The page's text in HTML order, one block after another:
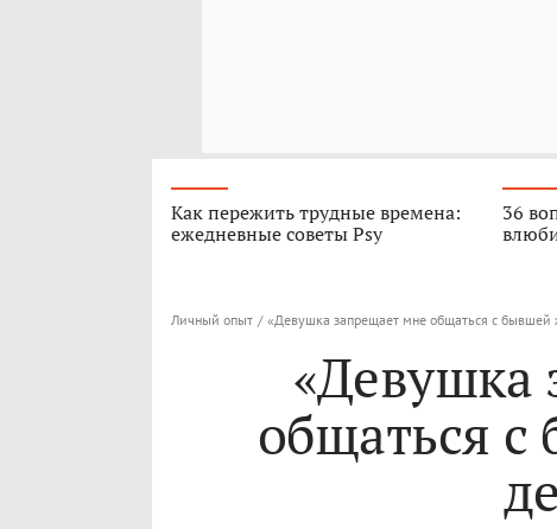
Как пережить трудные времена:
ежедневные советы Psy
36
Личный опыт / «Девушка запрещает мне общаться с бывшей
«Девушка
общаться